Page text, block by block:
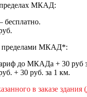
пределах МКАД:
бесплатно.
пределами МКАД*:
до МКАДа + 30 руб
+ 30 руб. за 1 км.
в заказе здания